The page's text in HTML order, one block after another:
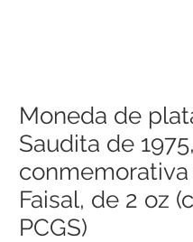
Moneda de
Saudita de 1975,
conmemorativa
Faisal, de 2 oz
PCGS)